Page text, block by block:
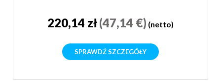
220,14 zł(47,14 €) (netto)
SPRAWDŹ SZCZEGÓŁY